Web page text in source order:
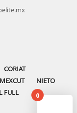
CORIAT
MEXCUT
NIETO
FULL
0